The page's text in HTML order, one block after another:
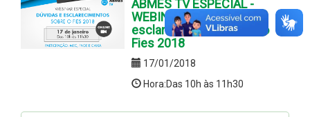
ABMES TV ESPECIAL -
WEBINAR: Dúvidas e
esclarecimentos sobre o
Fies 2018
17/01/2018
Hora:Das 10h às 11h30